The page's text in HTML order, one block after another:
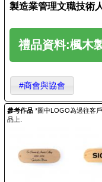
製造業管理文職技術
禮品資料:楓木
#商會與協會
參考作品 *圖中LOGO為過往客
品上.